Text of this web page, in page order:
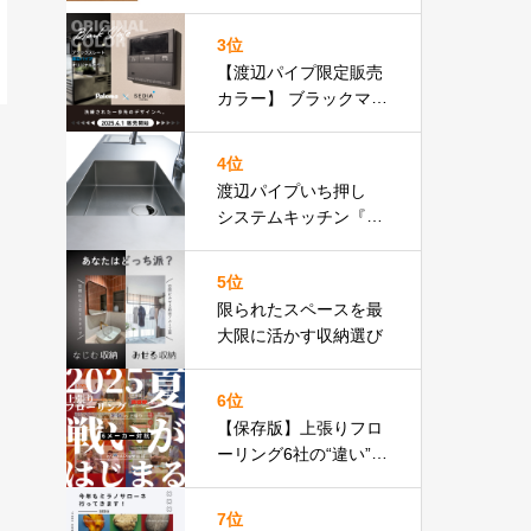
3位
【渡辺パイプ限定販売
カラー】 ブラックマッ
4位
渡辺パイプいち押し
システムキッチン『３
5位
限られたスペースを最
大限に活かす収納選び
6位
【保存版】上張りフロ
ーリング6社の“違い”見
7位